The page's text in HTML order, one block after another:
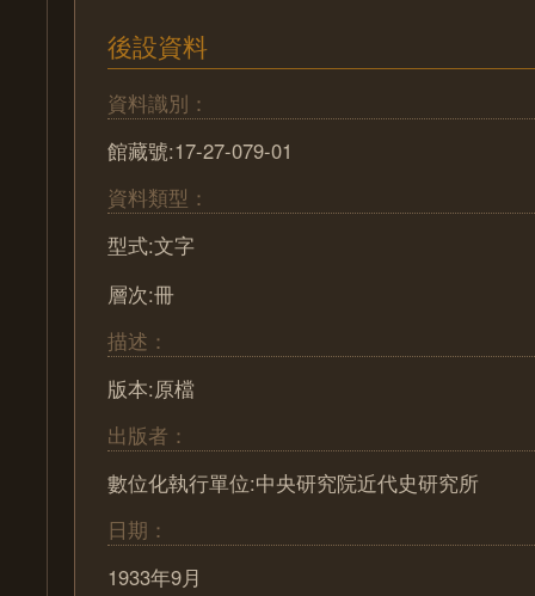
後設資料
資料識別：
館藏號:17-27-079-01
資料類型：
型式:文字
層次:冊
描述：
版本:原檔
出版者：
數位化執行單位:中央研究院近代史研究所
日期：
1933年9月